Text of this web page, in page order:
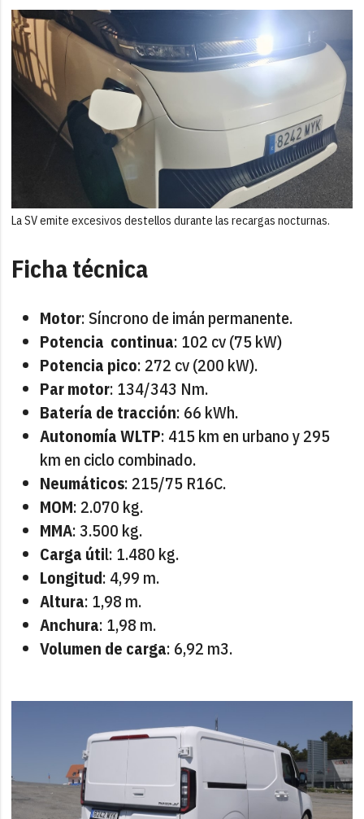
La SV emite excesivos destellos durante las recargas nocturnas.
Ficha técnica
Motor: Síncrono de imán permanente.
Potencia continua: 102 cv (75 kW)
Potencia pico: 272 cv (200 kW).
Par motor: 134/343 Nm.
Batería de tracción: 66 kWh.
Autonomía WLTP: 415 km en urbano y 295
km en ciclo combinado.
Neumáticos: 215/75 R16C.
MOM: 2.070 kg.
MMA: 3.500 kg.
Carga útil: 1.480 kg.
Longitud: 4,99 m.
Altura: 1,98 m.
Anchura: 1,98 m.
Volumen de carga: 6,92 m3.